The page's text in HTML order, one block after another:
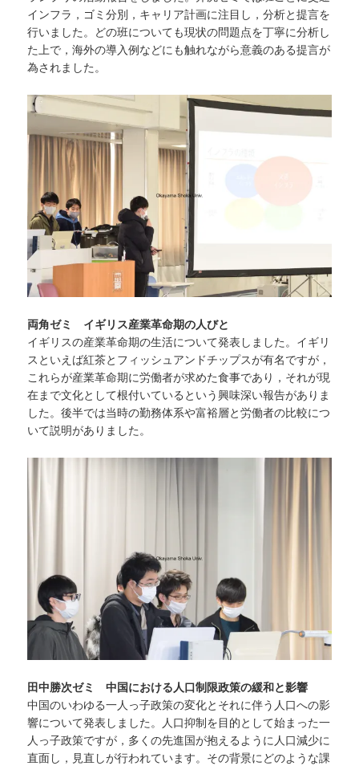
インフラ，ゴミ分別，キャリア計画に注目し，分析と提言を
行いました。どの班についても現状の問題点を丁寧に分析し
た上で，海外の導入例などにも触れながら意義のある提言が
為されました。
両角ゼミ イギリス産業革命期の人びと
イギリスの産業革命期の生活について発表しました。イギリ
スといえば紅茶とフィッシュアンドチップスが有名ですが，
これらが産業革命期に労働者が求めた食事であり，それが現
在まで文化として根付いているという興味深い報告がありま
した。後半では当時の勤務体系や富裕層と労働者の比較につ
いて説明がありました。
田中勝次ゼミ 中国における人口制限政策の緩和と影響
中国のいわゆる一人っ子政策の変化とそれに伴う人口への影
響について発表しました。人口抑制を目的として始まった一
人っ子政策ですが，多くの先進国が抱えるように人口減少に
直面し，見直しが行われています。その背景にどのような課